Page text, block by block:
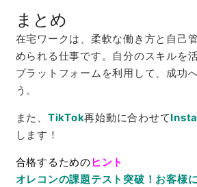
まとめ
在宅ワークは、柔軟な働き方と自己
められる仕事です。自分のスキルを
プラットフォームを利用して、成功
う。
また、 TikTok再始動に合わせて
します！
合格するための ヒント
オレコンの課題テスト突破！お客様